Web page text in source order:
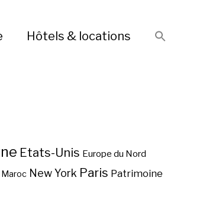
Hôtels & locations
Etats-Unis Europe du Nord
Maroc New York Paris Patrimoine